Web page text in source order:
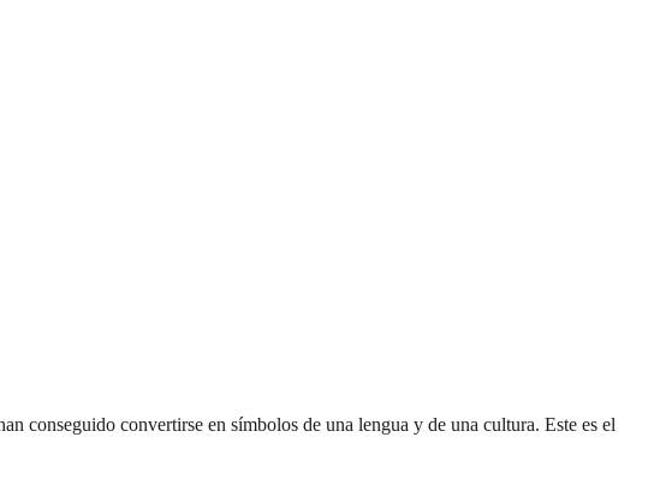
conseguido convertirse en símbolos de una lengua y de una cultura. Este es el